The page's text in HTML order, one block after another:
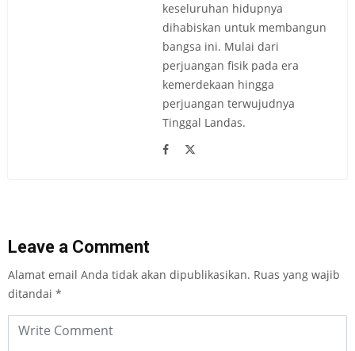
keseluruhan hidupnya
dihabiskan untuk membangun
bangsa ini. Mulai dari
perjuangan fisik pada era
kemerdekaan hingga
perjuangan terwujudnya
Tinggal Landas.
Leave a Comment
Alamat email Anda tidak akan dipublikasikan. Ruas yang wajib
ditandai *